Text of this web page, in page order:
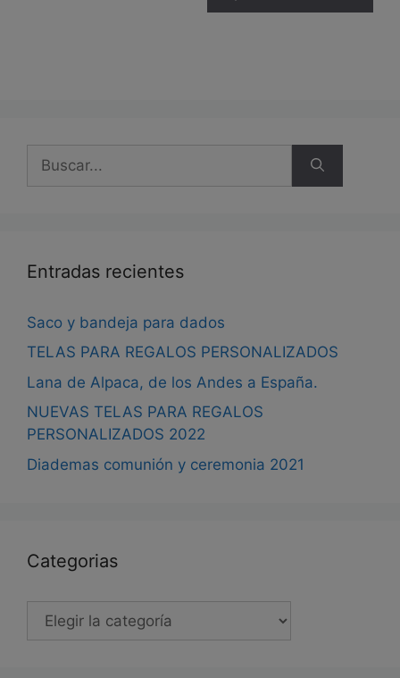
hasta
Entradas recientes
Saco y bandeja para dados
TELAS PARA REGALOS PERSONALIZADOS
Lana de Alpaca, de los Andes a España.
NUEVAS TELAS PARA REGALOS
PERSONALIZADOS 2022
Diademas comunión y ceremonia 2021
Categorias
Categorias